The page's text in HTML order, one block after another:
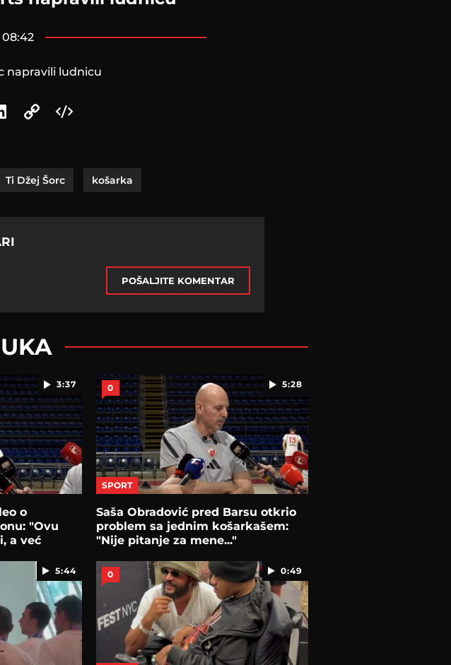
08:42
napravili ludnicu
Ti Džej Šorc košarka
POŠALJITE KOMENTAR
3:37
o
"Ovu
a već
5:28
0
SPORT
Saša Obradović pred Barsu otkrio
problem sa jednim košarkašem:
"Nije pitanje za mene..."
5:44 0:49
0